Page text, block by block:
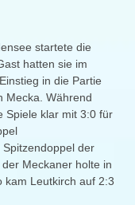
startete die
hatten sie im
in die Partie
Mecka. Während
Spiele klar mit 3:0 für
der
Meckaner holte in
kam Leutkirch auf 2:3